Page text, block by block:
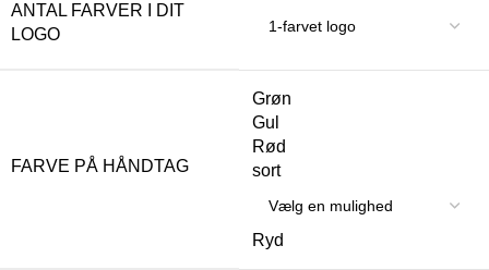
ANTAL FARVER I DIT
LOGO
FARVE PÅ HÅNDTAG
Grøn
Gul
Rød
sort
Ryd